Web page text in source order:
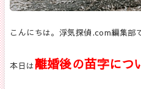
こんにちは。浮気探偵.com編集部
本日は離婚後の苗字につ